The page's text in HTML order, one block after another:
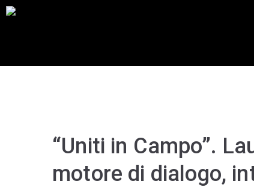
“Uniti in Campo”.
motore di dialogo,